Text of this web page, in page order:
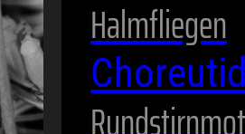
Halmfliegen